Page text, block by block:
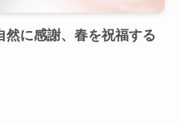
然に感謝、春を祝福する